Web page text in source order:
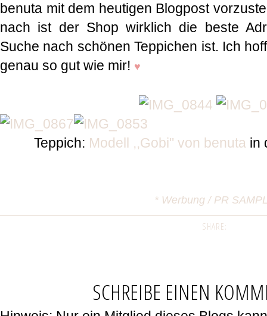
benuta mit dem heutigen Blogpost
nach ist der Shop wirklich die beste
Suche nach schönen Teppichen ist. Ich
genau so gut wie mir! ♥
Teppich: Modell ,,Gobi'' von benuta in
* Werbung / PR
SHARE:
SCHREIBE EINEN